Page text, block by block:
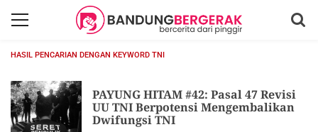
HASIL PENCARIAN DENGAN KEYWORD TNI
PAYUNG HITAM #42: Pasal 47 Revisi
UU TNI Berpotensi Mengembalikan
Dwifungsi TNI